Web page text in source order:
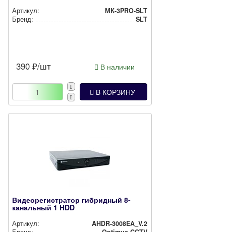
Артикул:
МК-3PRO-SLT
Бренд:
SLT
390 ₽/шт В наличии
В КОРЗИНУ
Видеорегистратор гибридный 8-
канальный 1 HDD
Артикул:
AHDR-3008EA_V.2